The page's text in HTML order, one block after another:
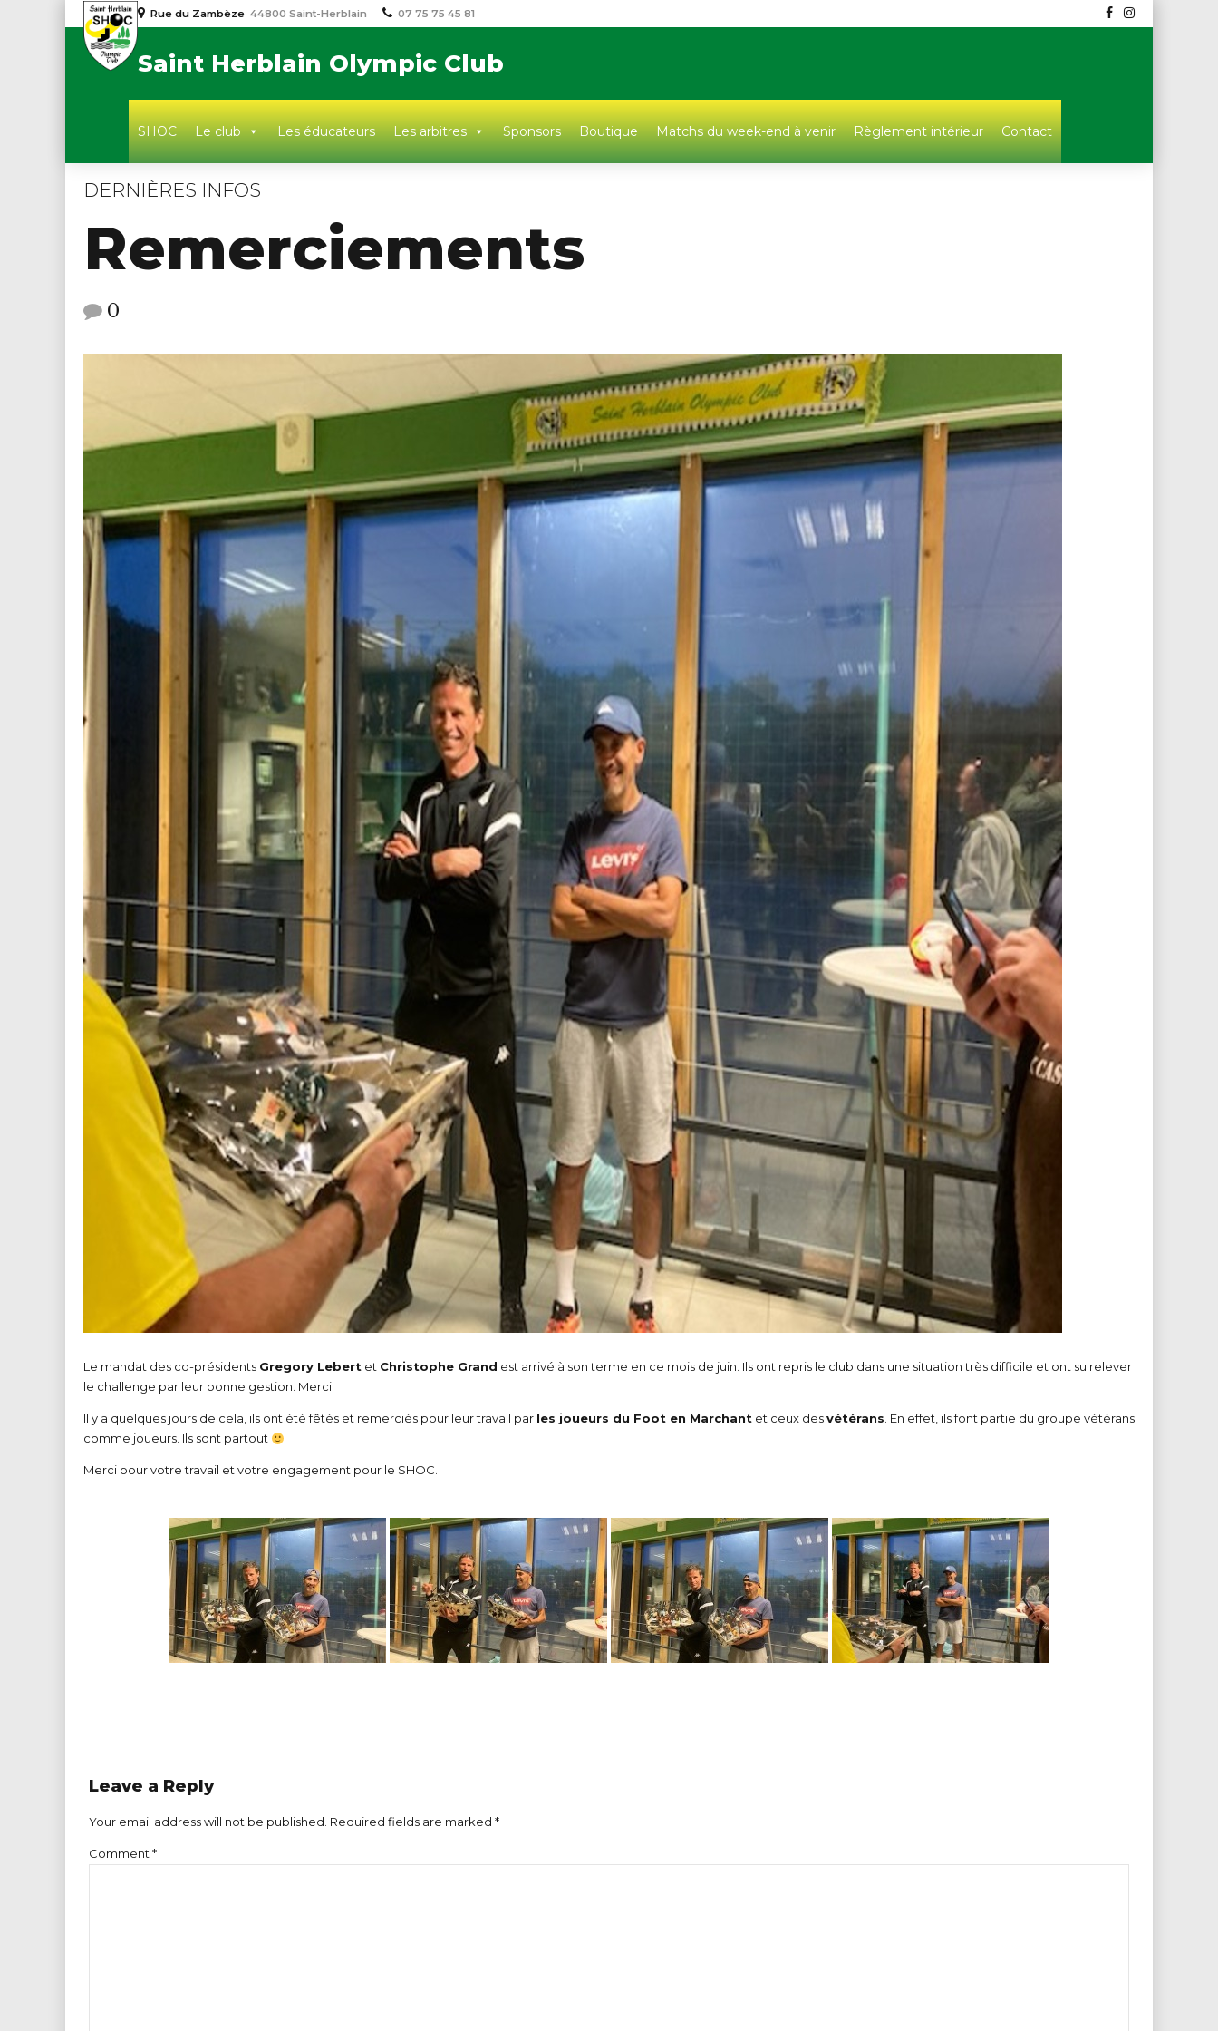
Rue du Zambèze 44800 Saint-Herblain 07 75 75 45 81
Saint Herblain Olympic Club
SHOC Le club Les éducateurs Les arbitres Sponsors Boutique Matchs du week-end à venir Règlement intérieur Contact
DERNIÈRES INFOS
Remerciements
0
Le mandat des co-présidents Gregory Lebert et Christophe Grand est arrivé à son terme en ce mois de juin. Ils ont repris le club dans une situation très difficile et ont su relever
le challenge par leur bonne gestion. Merci.
Il y a quelques jours de cela, ils ont été fêtés et remerciés pour leur travail par les joueurs du Foot en Marchant et ceux desvétérans. En effet, ils font partie du groupe vétérans
comme joueurs. Ils sont partout
Merci pour votre travail et votre engagement pour le SHOC.
Leave a Reply
Your email address will not be published. Required fields are marked *
Comment *